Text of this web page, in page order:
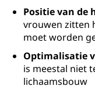
Positie van de
vrouwen zitten
moet worden
Optimalisatie
is meestal niet
lichaamsbouw